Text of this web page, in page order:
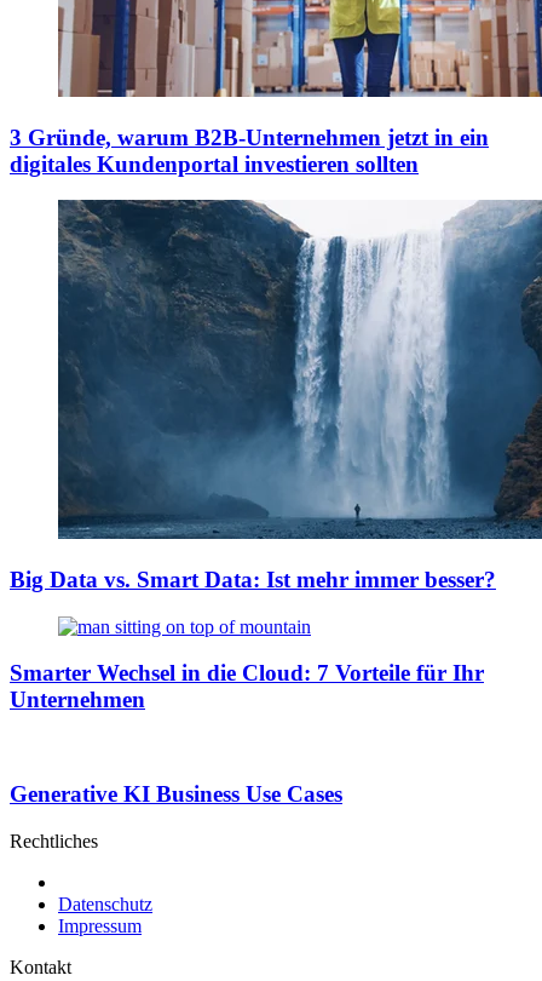
3 Gründe, warum B2B-Unternehmen jetzt in ein
digitales Kundenportal investieren sollten
Big Data vs. Smart Data: Ist mehr immer besser?
Smarter Wechsel in die Cloud: 7 Vorteile für Ihr
Unternehmen
Generative KI Business Use Cases
Rechtliches
Datenschutz
Impressum
Kontakt